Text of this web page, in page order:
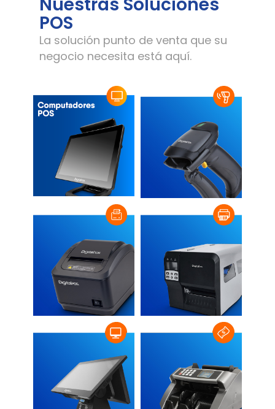
POS
La solución punto de venta que su
negocio necesita está aquí.